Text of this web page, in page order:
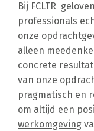
Bij FCLTR
professionals
onze
alleen
concrete
van onze
pragmatisch en
om altijd een
werkomgeving